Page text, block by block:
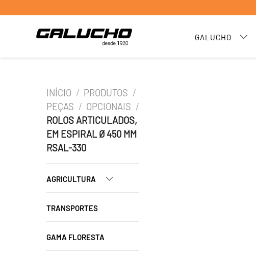
GALUCHO
INÍCIO / PRODUTOS /
PEÇAS / OPCIONAIS /
ROLOS ARTICULADOS,
EM ESPIRAL Ø 450 MM
RSAL-330
AGRICULTURA
TRANSPORTES
GAMA FLORESTA